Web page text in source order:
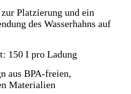
Platzierung und ein
des Wasserhahns auf
150 I pro Ladung
aus BPA-freien,
Materialien